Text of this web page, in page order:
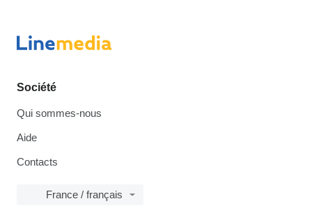
Société
Qui sommes-nous
Aide
Contacts
France / français